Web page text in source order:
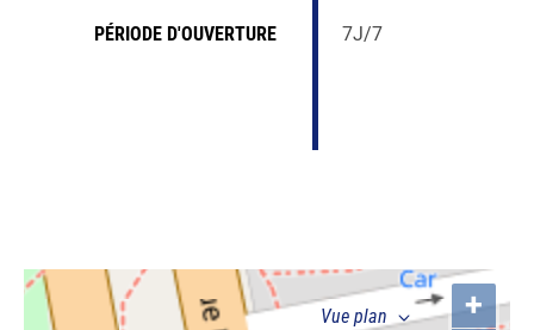
PÉRIODE D'OUVERTURE 7J/7
+